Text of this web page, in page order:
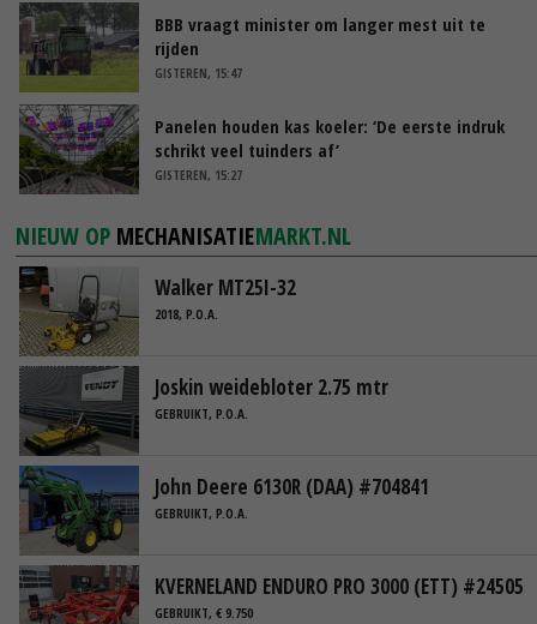
BBB vraagt minister om langer mest uit te
rijden
GISTEREN, 15:47
Panelen houden kas koeler: ‘De eerste indruk
schrikt veel tuinders af’
GISTEREN, 15:27
NIEUW OP MECHANISATIEMARKT.NL
Walker MT25I-32
2018, P.O.A.
Joskin weidebloter 2.75 mtr
GEBRUIKT, P.O.A.
John Deere 6130R (DAA) #704841
GEBRUIKT, P.O.A.
KVERNELAND ENDURO PRO 3000 (ETT) #24505
GEBRUIKT, € 9.750